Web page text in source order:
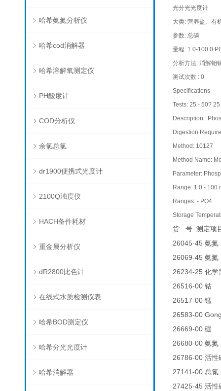
哈希氨氮分析仪
哈希cod消解器
哈希溶解氧测定仪
PH酸度计
COD分析仪
余氯总氯
dr1900便携式光度计
2100Q浊度仪
HACH备件耗材
重金属分析仪
dR2800比色计
在线式水质检测仪表
哈希BOD测定仪
哈希分光光度计
哈希消解器
光分光光度计
大类: 营养盐、有
参数: 总磷
量程: 1.0-100.0
分析方法: 消解钼
测试次数 : 0
Specifications
Tests: 25 - 50?
Description :
Digestion
Method: 10127
Method Name:
Parameter:
Range: 1.0 - 100
Ranges: - PO4
Storage
货 号 测定项
26045-45 氨氮
26069-45 氨氮
26234-25 化学
26516-00 钴
26517-00 锰
26583-00
26669-00 硼
26680-00 氨氮
26786-00 活性
27141-00 总氮
27425-45 活性